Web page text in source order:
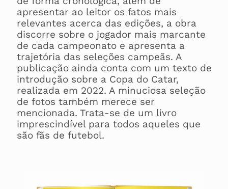
apresentar ao leitor os fatos mais
relevantes acerca das edições, a obra
discorre sobre o jogador mais marcante
de cada campeonato e apresenta a
trajetória das seleções campeãs. A
publicação ainda conta com um texto de
introdução sobre a Copa do Catar,
realizada em 2022. A minuciosa seleção
de fotos também merece ser
mencionada. Trata-se de um livro
imprescindível para todos aqueles que
são fãs de futebol.